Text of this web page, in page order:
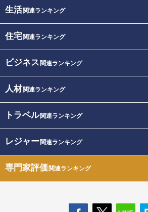
生活関連ランキング
住宅関連ランキング
ビジネス 関連ランキング
人材関連ランキング
トラベル関連ランキング
レジャー関連ランキング
専門家評価関連ランキング